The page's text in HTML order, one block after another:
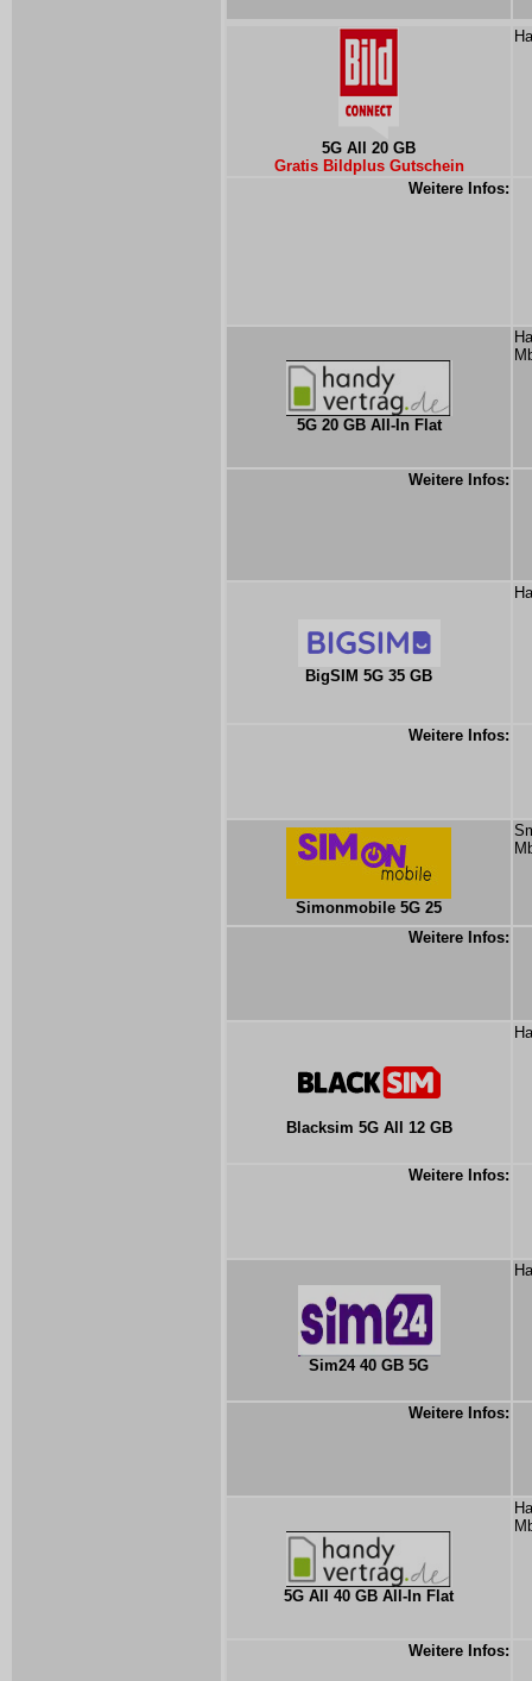
5G All 20 GB
Gratis Bildplus Gutschein
Weitere Infos:
5G 20 GB All-In Flat
Weitere Infos:
BigSIM 5G 35 GB
Weitere Infos:
Simonmobile 5G 25
Weitere Infos:
Blacksim 5G All 12 GB
Weitere Infos:
Sim24 40 GB 5G
Weitere Infos:
5G All 40 GB All-In Flat
Weitere Infos: